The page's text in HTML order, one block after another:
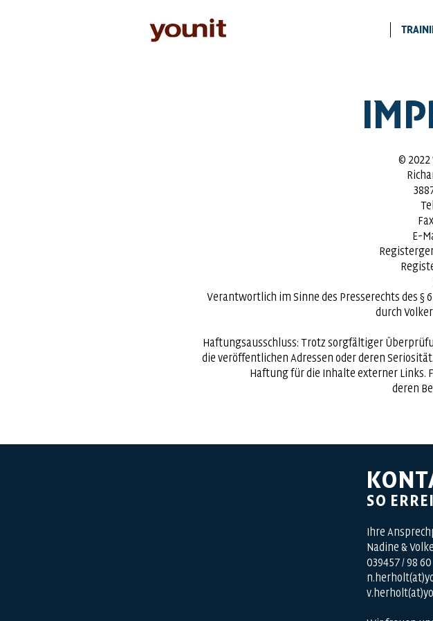
© 2022
E-
Verantwortlich im Sinne des Presserechts des
durch
Haftungsausschluss: Trotz sorgfältiger
die veröffentlichen Adressen oder deren
Haftung für die Inhalte externer Links.
deren
SO
​Ihre
Nadine &
039457 / 98 60